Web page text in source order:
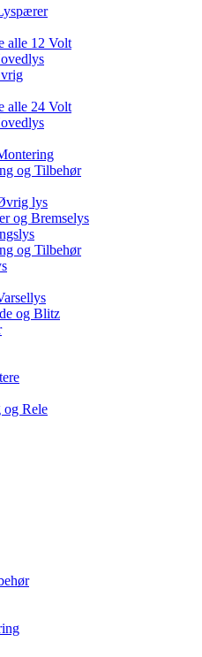
alle 12 Volt
alle 24 Volt
og Tilbehør
lys
og Bremselys
og Tilbehør
og Blitz
og Rele